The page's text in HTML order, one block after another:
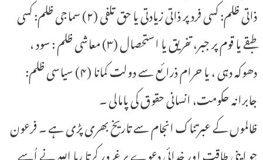
ذاتی ظلم: کسی فرد پر ذاتی زیادتی یا حق تلفی (۲) سماجی ظلم: کسی
طبقے یا قوم پر جبر، تفریق یا استحصال (۳) معاشی ظلم : سود ،
دھوکہ دہی ، یا حرام ذرائع سے دولت کمانا (۴) سیاسی ظلم:
جابرانہ حکومت، انسانی حقوق کی پامالی ۔
ظالموں کے عبرتناک انجام سے تاریخ بھری پڑی ہے ۔ فرعون
جو اپنی طاقت اور خدائی دعوے پر غرور کرتا رہا اللہ نے اُسے